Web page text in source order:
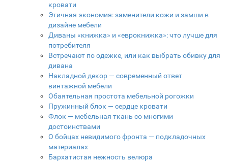
кровати
Этичная экономия: заменители кожи и замши в
дизайне мебели
Диваны «книжка» и «еврокнижка»: что лучше для
потребителя
Встречают по одежке, или как выбрать обивку для
дивана
Накладной декор — современный ответ
винтажной мебели
Обаятельная простота мебельной рогожки
Пружинный блок — сердце кровати
Флок — мебельная ткань со многими
достоинствами
О бойцах невидимого фронта — подкладочных
материалах
Бархатистая нежность велюра